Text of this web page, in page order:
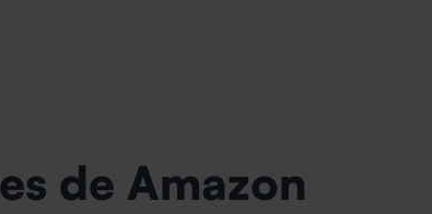
de Amazon